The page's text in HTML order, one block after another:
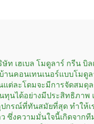
เฮเบล โมดูลาร์ กรีน บิล
นคอนเทนเนอร์แบบโมดู
แต่ละโดมจะมีการจัดสมดุ
นได้อย่างมีประสิทธิภาพ
ปกรณ์ที่ทันสมัยที่สุด ทำให้เ
ซึ่งความมั่นใจนี้เกิดจากที